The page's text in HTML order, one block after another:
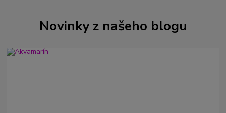
Novinky z našeho blogu